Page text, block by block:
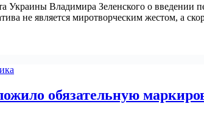
Украины Владимира Зеленского о введении
не является миротворческим жестом, а
обязательную